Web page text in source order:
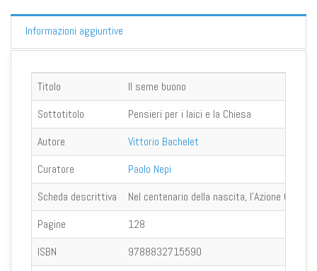
Informazioni aggiuntive
Titolo
Il seme buono
Sottotitolo
Pensieri per i laici e la Chiesa
Autore
Vittorio Bachelet
Curatore
Paolo Nepi
Scheda descrittiva
Nel centenario della nascita, l’Azione
Pagine
128
ISBN
9788832715590